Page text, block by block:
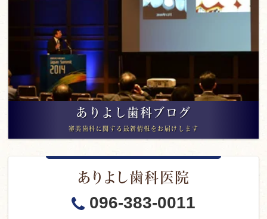
ありよし歯科ブログ
審美歯科に関する最新情報をお届けします
ありよし歯科医院
096-383-0011